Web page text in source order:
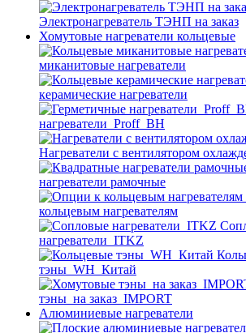
Электронагреватель ТЭНП на заказ
Хомутовые нагреватели кольцевые
миканитовые нагреватели
керамические нагреватели
нагреватели_Proff_BH
Нагреватели с вентилятором
нагреватели рамочные
кольцевым нагревателям
нагреватели_ITKZ
тэны_WH_Китай
тэны_на заказ_IMPORT
Алюминиевые нагреватели